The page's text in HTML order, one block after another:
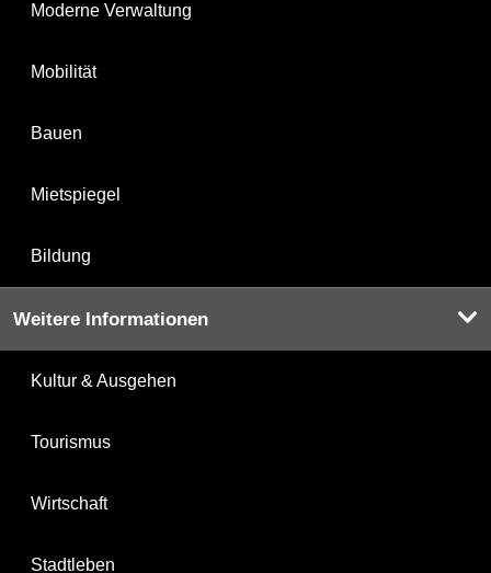
Moderne Verwaltung
Mobilität
Bauen
Mietspiegel
Bildung
Weitere Informationen
Kultur & Ausgehen
Tourismus
Wirtschaft
Stadtleben